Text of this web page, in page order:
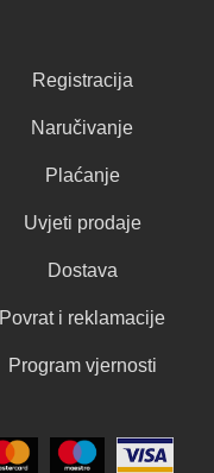
Registracija
Naručivanje
Plaćanje
Uvjeti prodaje
Dostava
Povrat i reklamacije
Program vjernosti